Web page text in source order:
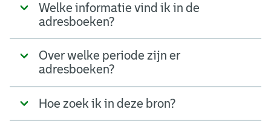
Welke informatie vind ik in de
adresboeken?
Over welke periode zijn er
adresboeken?
Hoe zoek ik in deze bron?